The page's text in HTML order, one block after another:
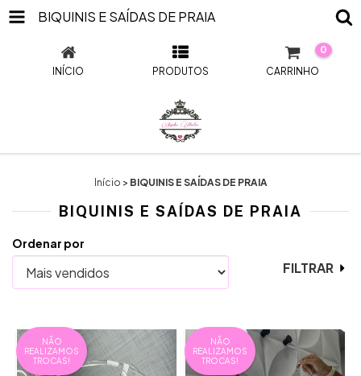
BIQUINIS E SAÍDAS DE PRAIA
INÍCIO PRODUTOS CARRINHO
0
Início > BIQUINIS E SAÍDAS DE PRAIA
BIQUINIS E SAÍDAS DE PRAIA
Ordenar por
FILTRAR
NÃO
REALIZAMOS
TROCAS!
NÃO
REALIZAMOS
TROCAS!